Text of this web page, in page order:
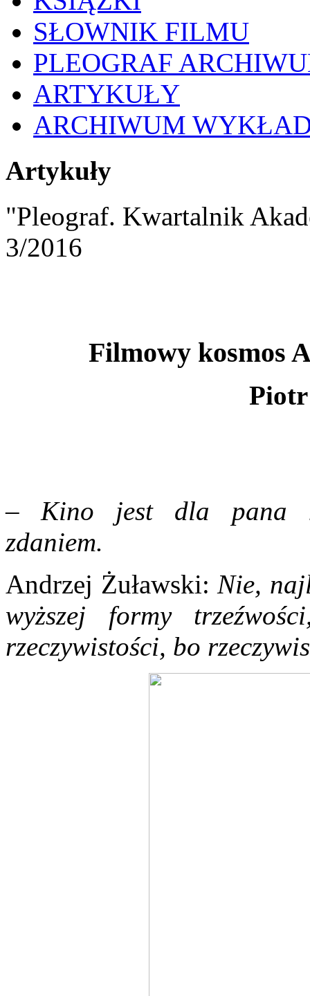
SŁOWNIK FILMU
PLEOGRAF
ARTYKUŁY
ARCHIWUM
Artykuły
"Pleograf. Kwartalnik
3/2016
Filmowy kosmos
–Kino jest dla pana
zdaniem.
Andrzej Żuławski: Nie,
wyższej formy
rzeczywistości, bo